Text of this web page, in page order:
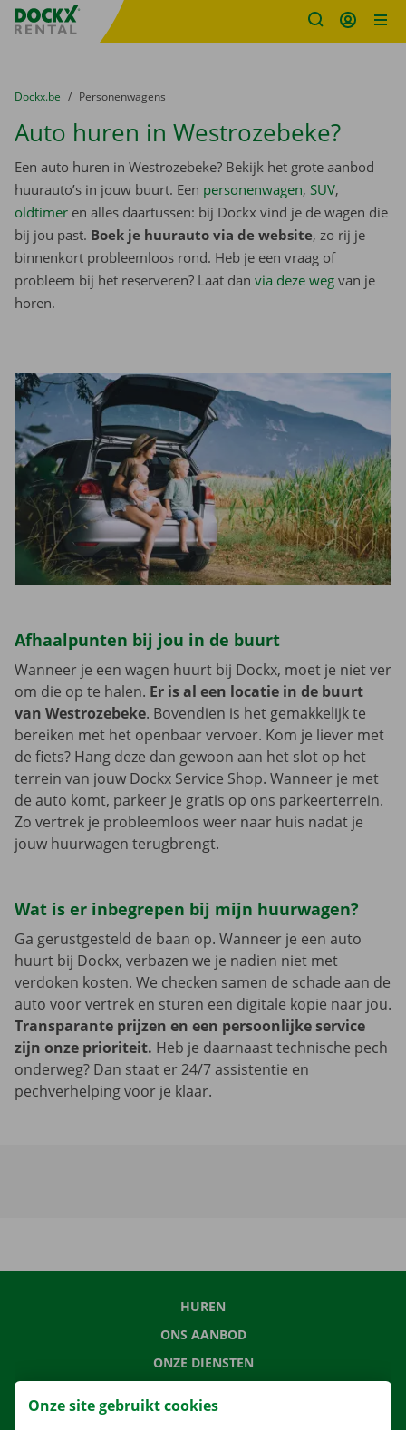
Fratello DEMO
U bevindt zich hier:
van
Dockx.be naar
Personenwagens
Auto huren in Westrozebeke?
Een auto huren in Westrozebeke? Bekijk het grote aanbod
huurauto’s in jouw buurt. Een personenwagen, SUV,
oldtimer en alles daartussen: bij Dockx vind je de wagen die
bij jou past. Boek je huurauto via de website, zo rij je
binnenkort probleemloos rond. Heb je een vraag of
probleem bij het reserveren? Laat dan via deze weg van je
horen.
Afhaalpunten bij jou in de buurt
Wanneer je een wagen huurt bij Dockx, moet je niet ver
om die op te halen. Er is al een locatie in de buurt
van Westrozebeke. Bovendien is het gemakkelijk te
bereiken met het openbaar vervoer. Kom je liever met
de fiets? Hang deze dan gewoon aan het slot op het
terrein van jouw Dockx Service Shop. Wanneer je met
de auto komt, parkeer je gratis op ons parkeerterrein.
Zo vertrek je probleemloos weer naar huis nadat je
jouw huurwagen terugbrengt.
Wat is er inbegrepen bij mijn huurwagen?
Ga gerustgesteld de baan op. Wanneer je een auto
huurt bij Dockx, verbazen we je nadien niet met
verdoken kosten. We checken samen de schade aan de
auto voor vertrek en sturen een digitale kopie naar jou.
Transparante prijzen en een persoonlijke service
zijn onze prioriteit. Heb je daarnaast technische pech
onderweg? Dan staat er 24/7 assistentie en
pechverhelping voor je klaar.
HUREN
ONS AANBOD
ONZE DIENSTEN
Onze site gebruikt cookies